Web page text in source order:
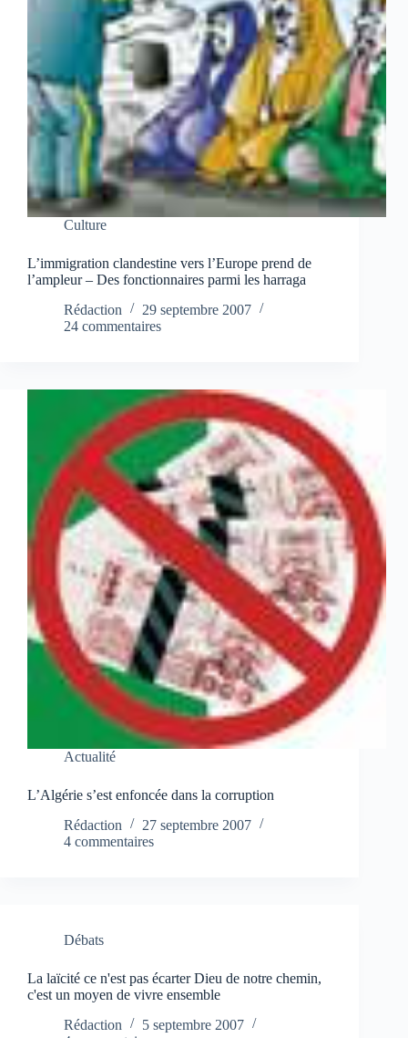
Culture
L’immigration clandestine vers l’Europe prend de
l’ampleur – Des fonctionnaires parmi les harraga
Rédaction
29 septembre 2007
24 commentaires
Actualité
L’Algérie s’est enfoncée dans la corruption
Rédaction
27 septembre 2007
4 commentaires
Débats
La laïcité ce n'est pas écarter Dieu de notre chemin,
c'est un moyen de vivre ensemble
Rédaction
5 septembre 2007